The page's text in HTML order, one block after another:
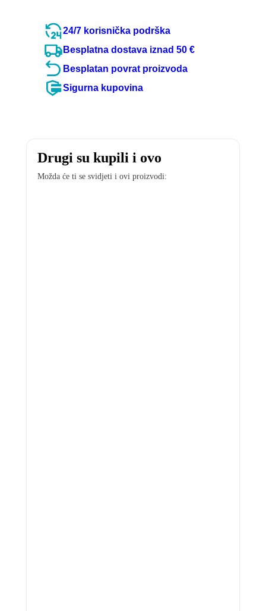
24/7 korisnička podrška
Besplatna dostava iznad 50 €
Besplatan povrat proizvoda
Sigurna kupovina
Drugi su kupili i ovo
Možda će ti se svidjeti i ovi proizvodi: